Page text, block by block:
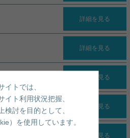
詳細を見る
詳細を見る
詳細を見る
詳細を見る
詳細を見る
イトでは、
イト利用状況把握、
検討を目的として、
）を使用しています。